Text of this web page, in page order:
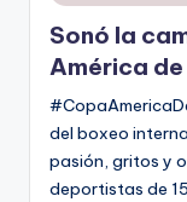
en
Sonó la
América
del boxeo
pasión, gritos y
deportistas de